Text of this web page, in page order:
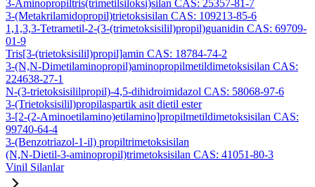
3-Aminopropiltris(trimetilsiloksi)silan CAS: 25357-81-7
3-(Metakrilamidopropil)trietoksisilan CAS: 109213-85-6
1,1,3,3-Tetrametil-2-(3-(trimetoksisilil)propil)guanidin CAS: 69709-
01-9
Tris[3-(trietoksisilil)propil]amin CAS: 18784-74-2
3-(N,N-Dimetilaminopropil)aminopropilmetildimetoksisilan CAS:
224638-27-1
N-(3-trietoksisililpropil)-4,5-dihidroimidazol CAS: 58068-97-6
3-(Trietoksisilil)propilaspartik asit dietil ester
3-[2-(2-Aminoetilamino)etilamino]propilmetildimetoksisilan CAS:
99740-64-4
3-(Benzotriazol-1-il) propiltrimetoksisilan
(N,N-Dietil-3-aminopropil)trimetoksisilan CAS: 41051-80-3
Vinil Silanlar